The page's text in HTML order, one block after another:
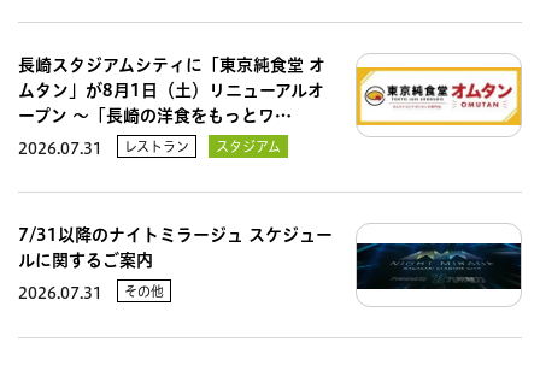
長崎スタジアムシティに「東京純食堂 オ
ムタン」が8月1日（土）リニューアルオ
ープン 〜「長崎の洋食をもっとワ…
2026.07.31 レストラン スタジアム
7/31以降のナイトミラージュ スケジュー
ルに関するご案内
2026.07.31 その他